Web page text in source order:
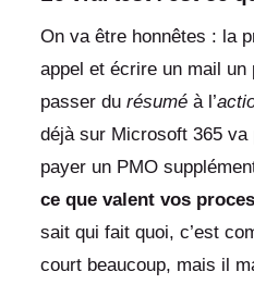
On va être honnêtes : la
appel et écrire un mail
passer du résumé à l’
déjà sur Microsoft 365
payer un PMO
ce que valent vos
sait qui fait quoi, c’est
court beaucoup, mais il